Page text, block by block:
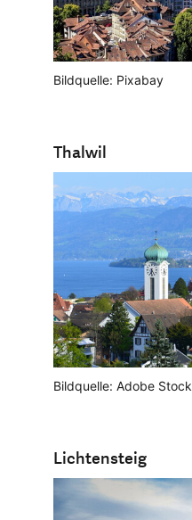
Bildquelle: Pixabay
Thalwil
Bildquelle: Adobe Stock
Lichtensteig